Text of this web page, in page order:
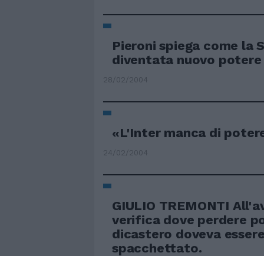
Pieroni spiega come la
diventata nuovo potere
28/02/2004
«L'Inter manca di
24/02/2004
GIULIO TREMONTI
verifica dove perdere
dicastero doveva essere
spacchettato.